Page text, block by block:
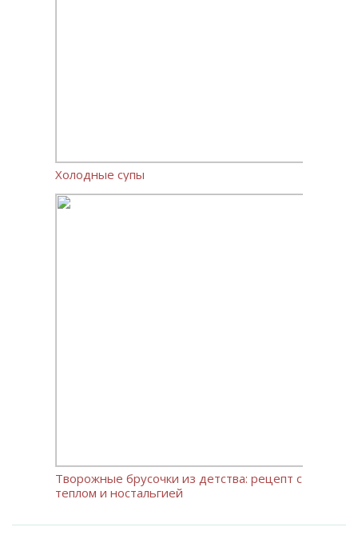
Холодные супы
Творожные брусочки из детства: рецепт с
теплом и ностальгией